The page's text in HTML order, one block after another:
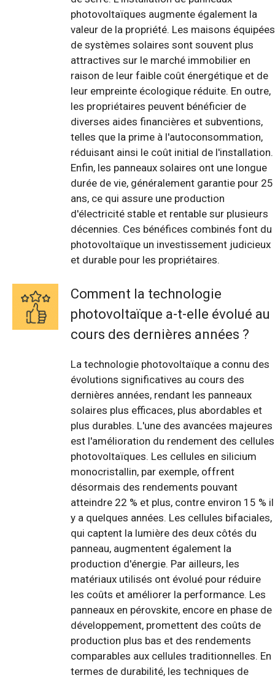
photovoltaïques augmente également la
valeur de la propriété. Les maisons équipées
de systèmes solaires sont souvent plus
attractives sur le marché immobilier en
raison de leur faible coût énergétique et de
leur empreinte écologique réduite. En outre,
les propriétaires peuvent bénéficier de
diverses aides financières et subventions,
telles que la prime à l'autoconsommation,
réduisant ainsi le coût initial de l'installation.
Enfin, les panneaux solaires ont une longue
durée de vie, généralement garantie pour 25
ans, ce qui assure une production
d'électricité stable et rentable sur plusieurs
décennies. Ces bénéfices combinés font du
photovoltaïque un investissement judicieux
et durable pour les propriétaires.
Comment la technologie
photovoltaïque a-t-elle évolué au
cours des dernières années ?
La technologie photovoltaïque a connu des
évolutions significatives au cours des
dernières années, rendant les panneaux
solaires plus efficaces, plus abordables et
plus durables. L'une des avancées majeures
est l'amélioration du rendement des cellules
photovoltaïques. Les cellules en silicium
monocristallin, par exemple, offrent
désormais des rendements pouvant
atteindre 22 % et plus, contre environ 15 % il
y a quelques années. Les cellules bifaciales,
qui captent la lumière des deux côtés du
panneau, augmentent également la
production d'énergie. Par ailleurs, les
matériaux utilisés ont évolué pour réduire
les coûts et améliorer la performance. Les
panneaux en pérovskite, encore en phase de
développement, promettent des coûts de
production plus bas et des rendements
comparables aux cellules traditionnelles. En
termes de durabilité, les techniques de